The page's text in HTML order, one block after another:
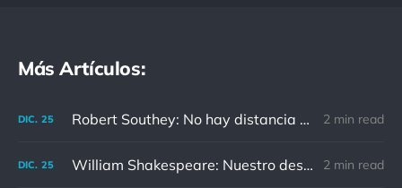
Más Artículos:
DIC. 25 Robert Southey: No hay distancia o tiempo que pueda disminuir la amistad de aquellos que están completamente convencidos del valor del otro 2 min read
DIC. 25 William Shakespeare: Nuestro destino está en las estrellas, así que levantemos nuestros ojos al cielo 2 min read